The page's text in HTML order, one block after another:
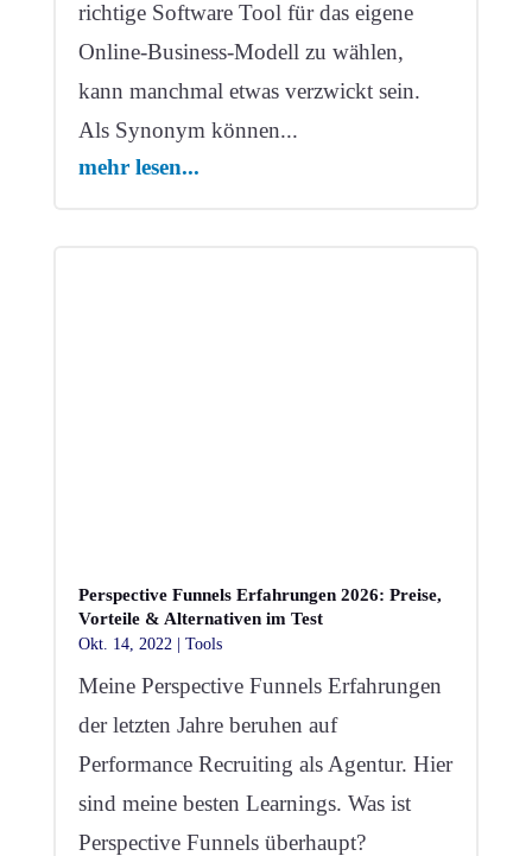
richtige Software Tool für das eigene
Online-Business-Modell zu wählen,
kann manchmal etwas verzwickt sein.
Als Synonym können...
mehr lesen...
Perspective Funnels Erfahrungen 2026: Preise,
Vorteile & Alternativen im Test
Okt. 14, 2022 Tools
Meine Perspective Funnels Erfahrungen
der letzten Jahre beruhen auf
Performance Recruiting als Agentur. Hier
sind meine besten Learnings. Was ist
Perspective Funnels überhaupt?